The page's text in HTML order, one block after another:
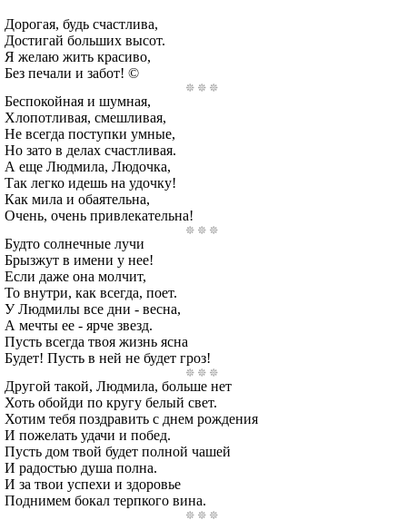
Дорогая, будь счастлива,
Достигай больших высот.
Я желаю жить красиво,
Без печали и забот! ©
Беспокойная и шумная,
Хлопотливая, смешливая,
Не всегда поступки умные,
Но зато в делах счастливая.
А еще Людмила, Людочка,
Так легко идешь на удочку!
Как мила и обаятельна,
Очень, очень привлекательна!
Будто солнечные лучи
Брызжут в имени у нее!
Если даже она молчит,
То внутри, как всегда, поет.
У Людмилы все дни - весна,
А мечты ее - ярче звезд.
Пусть всегда твоя жизнь ясна
Будет! Пусть в ней не будет гроз!
Другой такой, Людмила, больше нет
Хоть обойди по кругу белый свет.
Хотим тебя поздравить с днем рождения
И пожелать удачи и побед.
Пусть дом твой будет полной чашей
И радостью душа полна.
И за твои успехи и здоровье
Поднимем бокал терпкого вина.